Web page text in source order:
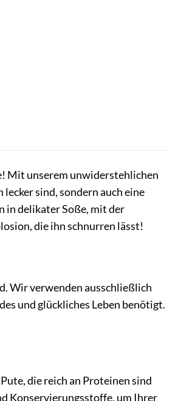
Mit unserem unwiderstehlichen
sind, sondern auch eine
in delikater Soße, mit der
die ihn schnurren lässt!
Wir verwenden ausschließlich
und glückliches Leben benötigt.
die reich an Proteinen sind
Konservierungsstoffe, um Ihrer